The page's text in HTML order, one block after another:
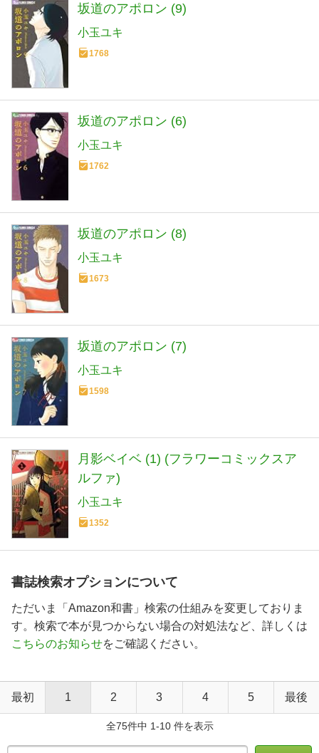
坂道のアポロン (9)
小玉ユキ
1768
坂道のアポロン (6)
小玉ユキ
1762
坂道のアポロン (8)
小玉ユキ
1673
坂道のアポロン (7)
小玉ユキ
1598
月影ベイベ (1) (フラワーコミックスア
ルファ)
小玉ユキ
1352
書誌検索オプションについて
ただいま「Amazon和書」検索の仕組みを変更しておりま
す。検索で本が見つからない場合の対処法など、詳しくは
こちらのお知らせをご確認ください。
最初 1 2 3 4 5 最後
全75件中 1-10 件を表示